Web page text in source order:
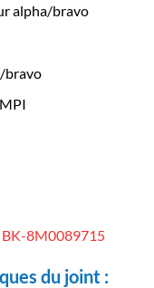
alpha/bravo
bravo
BK-8M0089715
du joint :